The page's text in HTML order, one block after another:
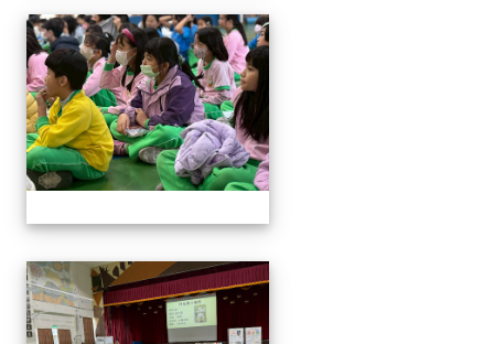
114與作家有約_林佑儒老師